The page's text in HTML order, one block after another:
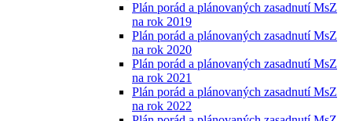
Plán porád a plánovaných zasadnutí MsZ
na rok 2019
Plán porád a plánovaných zasadnutí MsZ
na rok 2020
Plán porád a plánovaných zasadnutí MsZ
na rok 2021
Plán porád a plánovaných zasadnutí MsZ
na rok 2022